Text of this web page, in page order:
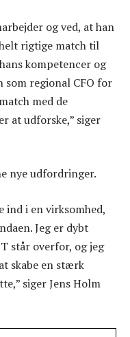
og ved, at han
rigtige match til
kompetencer og
regional CFO for
med de
at udforske,” siger
nye udfordringer.
ind i en virksomhed,
Jeg er dybt
står overfor, og jeg
skabe en stærk
siger Jens Holm